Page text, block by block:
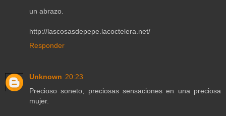
un abrazo.
http://lascosasdepepe.lacoctelera.net/
Responder
Unknown 20:23
Precioso soneto, preciosas sensaciones en una preciosa
mujer.